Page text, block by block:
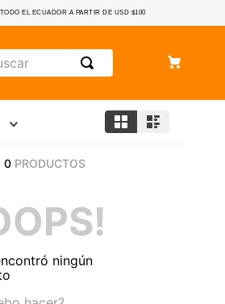
EL ECUADOR A PARTIR DE USD $100
0 PRODUCTOS
ningún